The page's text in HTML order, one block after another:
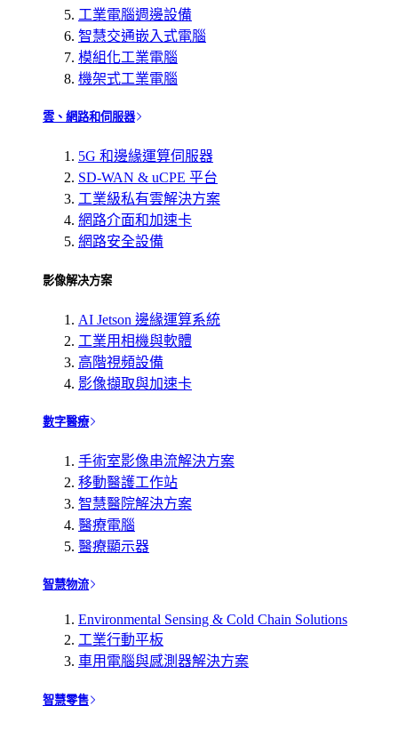
工業電腦週邊設備
智慧交通嵌入式電腦
模組化工業電腦
機架式工業電腦
雲、網路和伺服器
5G 和邊緣運算伺服器
SD-WAN & uCPE 平台
工業級私有雲解決方案
網路介面和加速卡
網路安全設備
影像解决方案
AI Jetson 邊緣運算系統
工業用相機與軟體
高階視頻設備
影像擷取與加速卡
數字醫療
手術室影像串流解決方案
移動醫護工作站
智慧醫院解決方案
醫療電腦
醫療顯示器
智慧物流
Environmental Sensing & Cold Chain Solutions
工業行動平板
車用電腦與感測器解決方案
智慧零售